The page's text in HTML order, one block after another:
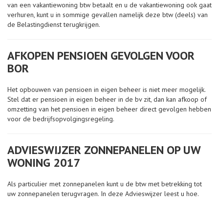
van een vakantiewoning btw betaalt en u de vakantiewoning ook gaat
verhuren, kunt u in sommige gevallen namelijk deze btw (deels) van
de Belastingdienst terugkrijgen.
AFKOPEN PENSIOEN GEVOLGEN VOOR
BOR
Het opbouwen van pensioen in eigen beheer is niet meer mogelijk.
Stel dat er pensioen in eigen beheer in de bv zit, dan kan afkoop of
omzetting van het pensioen in eigen beheer direct gevolgen hebben
voor de bedrijfsopvolgingsregeling.
ADVIESWIJZER ZONNEPANELEN OP UW
WONING 2017
Als particulier met zonnepanelen kunt u de btw met betrekking tot
uw zonnepanelen terugvragen. In deze Advieswijzer leest u hoe.